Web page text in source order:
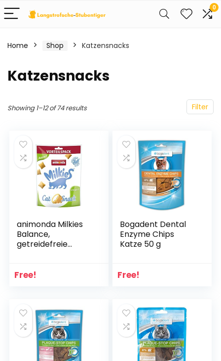
0
Home Shop Katzensnacks
Katzensnacks
Filter
Showing 1–12 of 74 results
animonda Milkies
Balance,
getreidefreie
Katzensnack, 6 x
Free!
Bogadent Dental
Enzyme Chips
Katze 50 g
Free!